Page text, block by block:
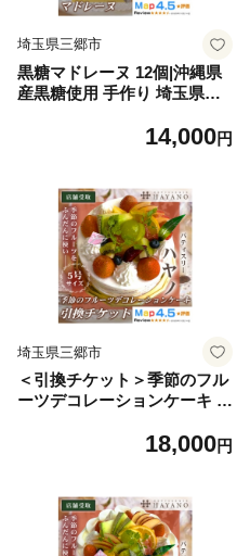
埼玉県三郷市
黒糖マドレーヌ 12個|沖縄県
産黒糖使用 手作り 埼玉県三
14,000円
埼玉県三郷市
＜引換チケット＞季節のフル
ーツデコレーションケーキ 5
18,000円